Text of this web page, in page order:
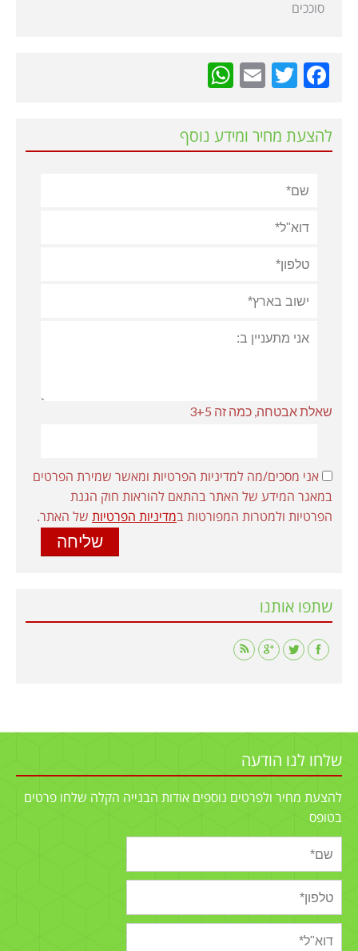
סוככים
Facebook
Twitter
Email
להצעת מחיר ומידע נוסף
שאלת אבטחה, כמה זה 3+5
אני מסכים/מה למדיניות הפרטיות ומאשר שמירת הפרטים
במאגר המידע של האתר בהתאם להוראות חוק הגנת
הפרטיות ולמטרות המפורטות במדיניות הפרטיות של האתר.
שתפו אותנו
Find us on:
שלחו לנו הודעה
להצעת מחיר ולפרטים נוספים אודות הבנייה הקלה שלחו פרטים
בטופס